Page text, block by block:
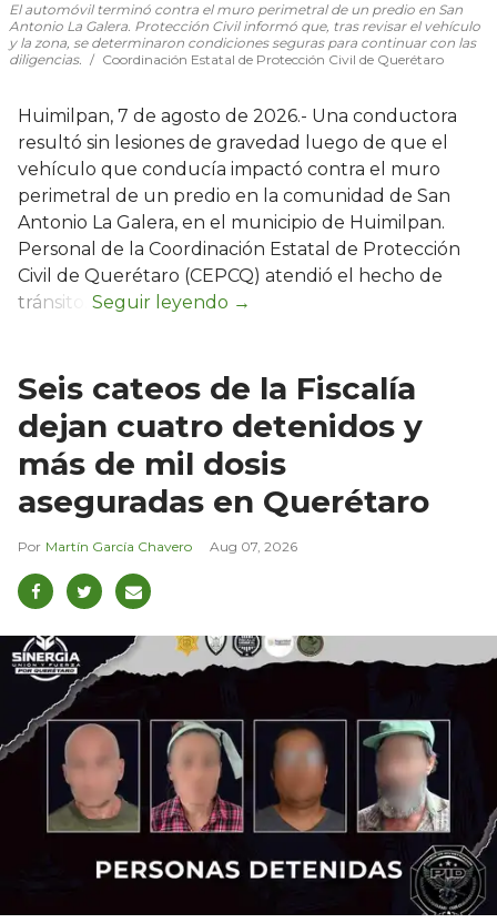
El automóvil terminó contra el muro perimetral de un predio en San
Antonio La Galera. Protección Civil informó que, tras revisar el vehículo
y la zona, se determinaron condiciones seguras para continuar con las
diligencias.
Coordinación Estatal de Protección Civil de Querétaro
Huimilpan, 7 de agosto de 2026.- Una conductora
resultó sin lesiones de gravedad luego de que el
vehículo que conducía impactó contra el muro
perimetral de un predio en la comunidad de San
Antonio La Galera, en el municipio de Huimilpan.
Personal de la Coordinación Estatal de Protección
Civil de Querétaro (CEPCQ) atendió el hecho de
tránsito.
Seis cateos de la Fiscalía
dejan cuatro detenidos y
más de mil dosis
aseguradas en Querétaro
Martín García Chavero Aug 07, 2026